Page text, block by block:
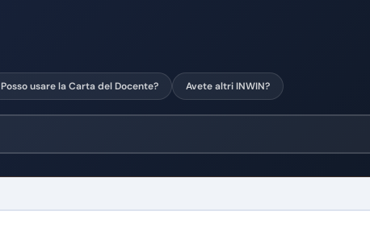
Posso usare la Carta del Docente? Avete altri INWIN?